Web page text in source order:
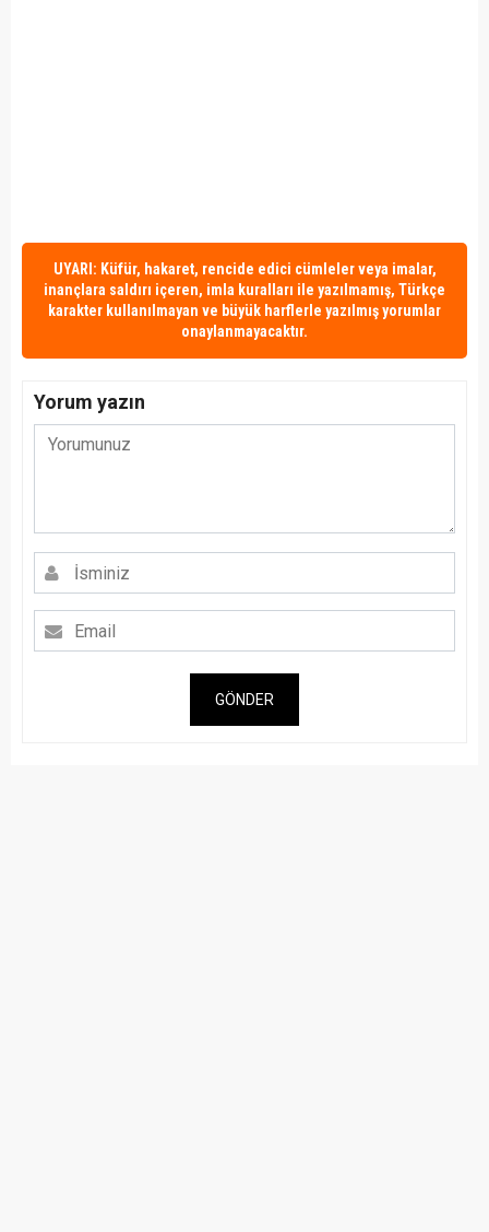
UYARI: Küfür, hakaret, rencide edici cümleler veya imalar,
inançlara saldırı içeren, imla kuralları ile yazılmamış, Türkçe
karakter kullanılmayan ve büyük harflerle yazılmış yorumlar
onaylanmayacaktır.
Yorum yazın
GÖNDER